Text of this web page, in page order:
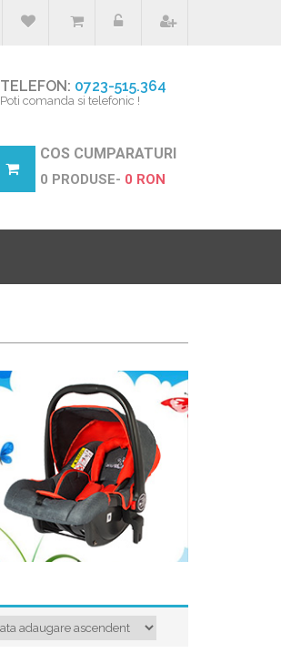
TELEFON: 0723-515.364
Poti comanda si telefonic !
COS CUMPARATURI
0 PRODUSE- 0 RON